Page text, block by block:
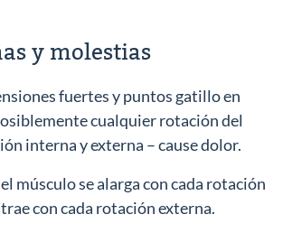
y molestias
fuertes y puntos gatillo en
cualquier rotación del
interna y externa – cause dolor.
músculo se alarga con cada rotación
con cada rotación externa.